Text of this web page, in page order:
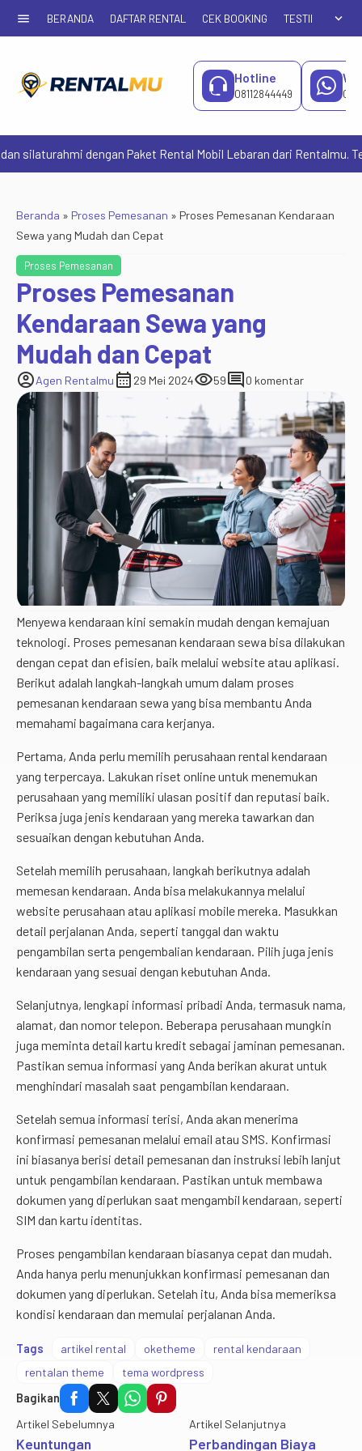
menu BERANDA DAFTAR RENTAL CEK BOOKING TESTIMONIAL
expand_more
Hotline
08112844449
dengan Paket Rental Mobil Lebaran dari Rentalmu.
Beranda » Proses Pemesanan » Proses Pemesanan Kendaraan
Sewa yang Mudah dan Cepat
Proses Pemesanan
Proses Pemesanan
Kendaraan Sewa yang
Mudah dan Cepat
account_circleAgen Rentalmu calendar_month 29 Mei 2024visibility59comment0 komentar
Menyewa kendaraan kini semakin mudah dengan kemajuan
teknologi. Proses pemesanan kendaraan sewa bisa dilakukan
dengan cepat dan efisien, baik melalui website atau aplikasi.
Berikut adalah langkah-langkah umum dalam proses
pemesanan kendaraan sewa yang bisa membantu Anda
memahami bagaimana cara kerjanya.
Pertama, Anda perlu memilih perusahaan rental kendaraan
yang terpercaya. Lakukan riset online untuk menemukan
perusahaan yang memiliki ulasan positif dan reputasi baik.
Periksa juga jenis kendaraan yang mereka tawarkan dan
sesuaikan dengan kebutuhan Anda.
Setelah memilih perusahaan, langkah berikutnya adalah
memesan kendaraan. Anda bisa melakukannya melalui
website perusahaan atau aplikasi mobile mereka. Masukkan
detail perjalanan Anda, seperti tanggal dan waktu
pengambilan serta pengembalian kendaraan. Pilih juga jenis
kendaraan yang sesuai dengan kebutuhan Anda.
Selanjutnya, lengkapi informasi pribadi Anda, termasuk nama,
alamat, dan nomor telepon. Beberapa perusahaan mungkin
juga meminta detail kartu kredit sebagai jaminan pemesanan.
Pastikan semua informasi yang Anda berikan akurat untuk
menghindari masalah saat pengambilan kendaraan.
Setelah semua informasi terisi, Anda akan menerima
konfirmasi pemesanan melalui email atau SMS. Konfirmasi
ini biasanya berisi detail pemesanan dan instruksi lebih lanjut
untuk pengambilan kendaraan. Pastikan untuk membawa
dokumen yang diperlukan saat mengambil kendaraan, seperti
SIM dan kartu identitas.
Proses pengambilan kendaraan biasanya cepat dan mudah.
Anda hanya perlu menunjukkan konfirmasi pemesanan dan
dokumen yang diperlukan. Setelah itu, Anda bisa memeriksa
kondisi kendaraan dan memulai perjalanan Anda.
Tags artikel rental oketheme
rental kendaraan
rentalan theme
tema wordpress
Bagikan
Artikel Sebelumnya
Keuntungan
Artikel Selanjutnya
Perbandingan Biaya